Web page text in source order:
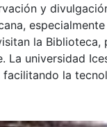
y
la Biblioteca,
La universidad
la